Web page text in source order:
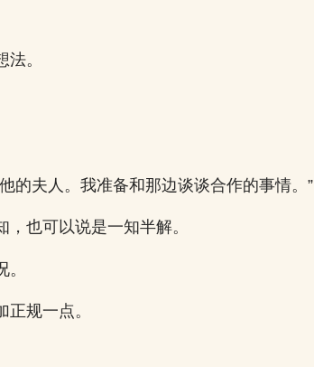
。
的夫人。我准备和那边谈谈合作的事情。”
也可以说是一知半解。
规一点。